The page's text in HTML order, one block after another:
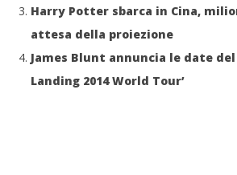
Harry Potter sbarca in Cina,
attesa della proiezione
James Blunt annuncia le date del
Landing 2014 World Tour’